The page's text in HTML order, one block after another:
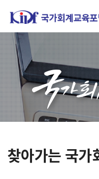
홈페이지가 새롭게 개
한국조세재정연구원
찾아가는 국가